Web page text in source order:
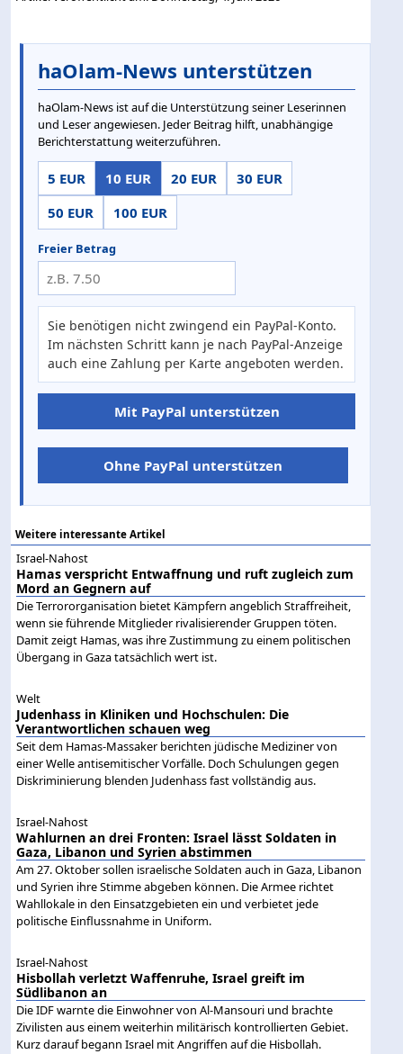
haOlam-News unterstützen
haOlam-News ist auf die Unterstützung seiner Leserinnen
und Leser angewiesen. Jeder Beitrag hilft, unabhängige
Berichterstattung weiterzuführen.
5 EUR 10 EUR 20 EUR
30 EUR
50 EUR
100 EUR
Freier Betrag
Sie benötigen nicht zwingend ein PayPal-Konto.
Im nächsten Schritt kann je nach PayPal-Anzeige
auch eine Zahlung per Karte angeboten werden.
Mit PayPal unterstützen
Ohne PayPal unterstützen
Weitere interessante Artikel
Israel-Nahost
Hamas verspricht Entwaffnung und ruft zugleich zum
Mord an Gegnern auf
Die Terrororganisation bietet Kämpfern angeblich Straffreiheit,
wenn sie führende Mitglieder rivalisierender Gruppen töten.
Damit zeigt Hamas, was ihre Zustimmung zu einem politischen
Übergang in Gaza tatsächlich wert ist.
Welt
Judenhass in Kliniken und Hochschulen: Die
Verantwortlichen schauen weg
Seit dem Hamas-Massaker berichten jüdische Mediziner von
einer Welle antisemitischer Vorfälle. Doch Schulungen gegen
Diskriminierung blenden Judenhass fast vollständig aus.
Israel-Nahost
Wahlurnen an drei Fronten: Israel lässt Soldaten in
Gaza, Libanon und Syrien abstimmen
Am 27. Oktober sollen israelische Soldaten auch in Gaza, Libanon
und Syrien ihre Stimme abgeben können. Die Armee richtet
Wahllokale in den Einsatzgebieten ein und verbietet jede
politische Einflussnahme in Uniform.
Israel-Nahost
Hisbollah verletzt Waffenruhe, Israel greift im
Südlibanon an
Die IDF warnte die Einwohner von Al-Mansouri und brachte
Zivilisten aus einem weiterhin militärisch kontrollierten Gebiet.
Kurz darauf begann Israel mit Angriffen auf die Hisbollah.